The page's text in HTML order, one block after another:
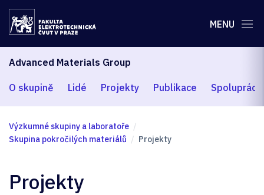
MENU
Advanced Materials Group
O skupině Lidé Projekty Publikace Spolupráce
Výzkumné skupiny a laboratoře
Skupina pokročilých materiálů
Projekty
Projekty